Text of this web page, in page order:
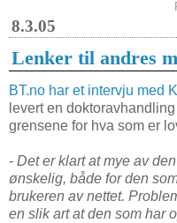
8.3.05
Lenker til andres
BT.no har et intervju med
levert en
grensene for hva som er
- Det er klart at mye av
ønskelig, både for den
brukeren av nettet.
en slik art at den som har